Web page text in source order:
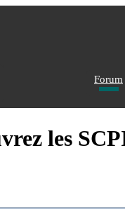
Forum
les